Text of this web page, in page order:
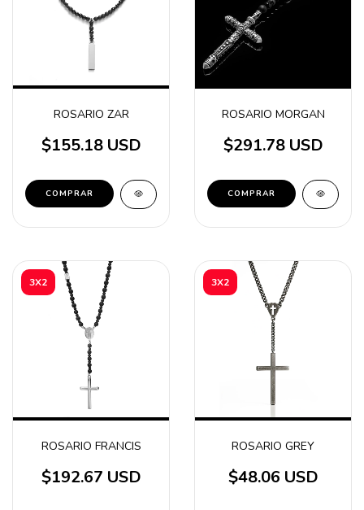
ROSARIO ZAR
$155.18 USD
ROSARIO MORGAN
$291.78 USD
3X2
ROSARIO FRANCIS
$192.67 USD
3X2
ROSARIO GREY
$48.06 USD